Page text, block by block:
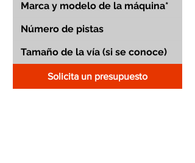
Solicita un presupuesto